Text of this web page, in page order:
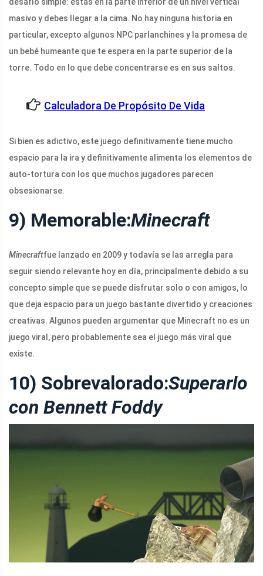
masivo y debes llegar a la cima. No hay ninguna historia en
particular, excepto algunos NPC parlanchines y la promesa de
un bebé humeante que te espera en la parte superior de la
torre. Todo en lo que debe concentrarse es en sus saltos.
Calculadora De Propósito De Vida
Si bien es adictivo, este juego definitivamente tiene mucho
espacio para la ira y definitivamente alimenta los elementos de
auto-tortura con los que muchos jugadores parecen
obsesionarse.
9) Memorable:Minecraft
Minecraftfue lanzado en 2009 y todavía se las arregla para
seguir siendo relevante hoy en día, principalmente debido a su
concepto simple que se puede disfrutar solo o con amigos, lo
que deja espacio para un juego bastante divertido y creaciones
creativas. Algunos pueden argumentar que Minecraft no es un
juego viral, pero probablemente sea el juego más viral que
existe.
10) Sobrevalorado:Superarlo
con Bennett Foddy